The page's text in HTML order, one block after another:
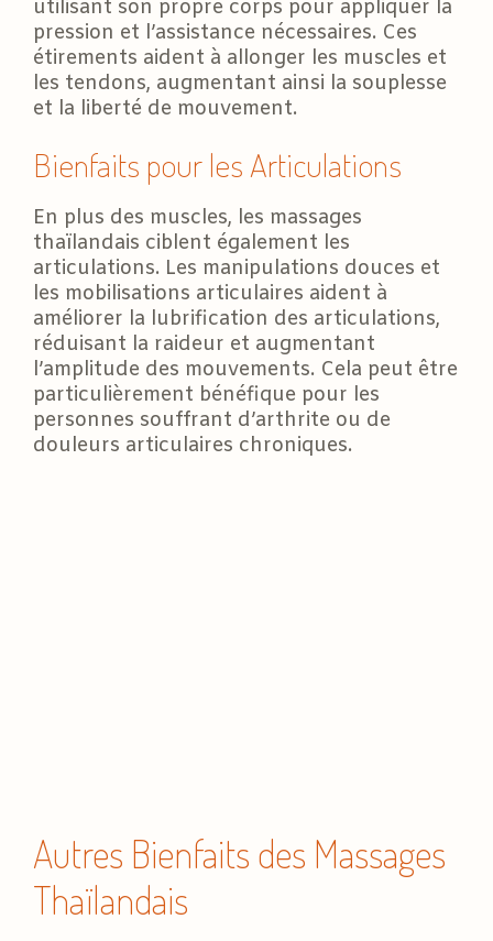
utilisant son propre corps pour appliquer la
pression et l’assistance nécessaires. Ces
étirements aident à allonger les muscles et
les tendons, augmentant ainsi la souplesse
et la liberté de mouvement.
Bienfaits pour les Articulations
En plus des muscles, les massages
thaïlandais ciblent également les
articulations. Les manipulations douces et
les mobilisations articulaires aident à
améliorer la lubrification des articulations,
réduisant la raideur et augmentant
l’amplitude des mouvements. Cela peut être
particulièrement bénéfique pour les
personnes souffrant d’arthrite ou de
douleurs articulaires chroniques.
Autres Bienfaits des Massages
Thaïlandais